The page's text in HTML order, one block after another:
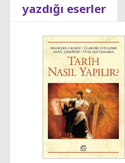
yazdığı eserler